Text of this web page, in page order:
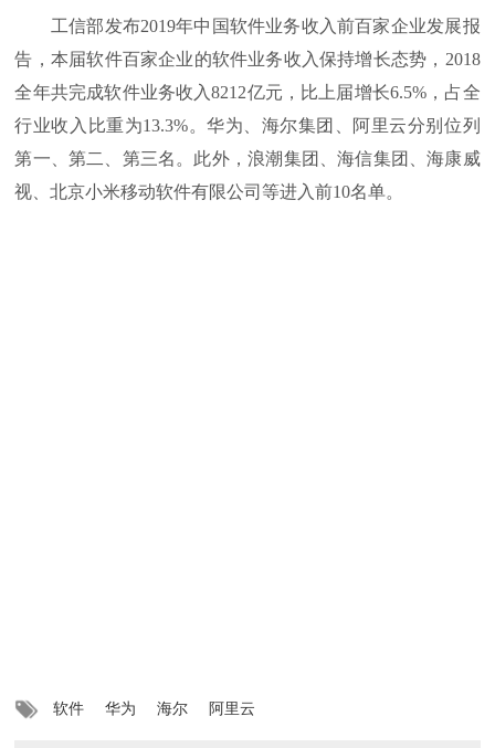
工信部发布2019年中国软件业务收入前百家企业发展报
告，本届软件百家企业的软件业务收入保持增长态势，2018
全年共完成软件业务收入8212亿元，比上届增长6.5%，占全
行业收入比重为13.3%。华为、海尔集团、阿里云分别位列
第一、第二、第三名。此外，浪潮集团、海信集团、海康威
视、北京小米移动软件有限公司等进入前10名单。
软件 华为 海尔 阿里云